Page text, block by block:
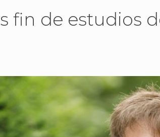
fin de estudios